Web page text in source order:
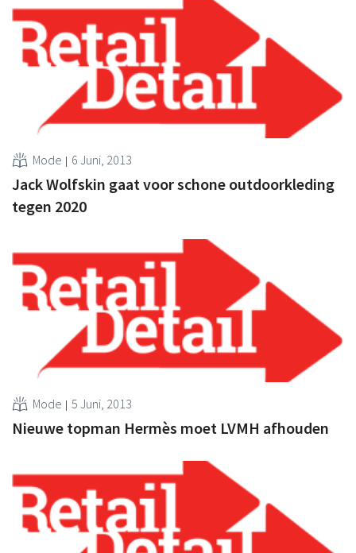
Mode 6 Juni, 2013
Jack Wolfskin gaat voor schone outdoorkleding
tegen 2020
Mode 5 Juni, 2013
Nieuwe topman Hermès moet LVMH afhouden